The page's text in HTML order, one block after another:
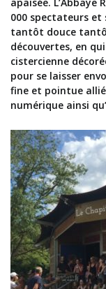
000 spectateurs
tantôt douce
découvertes, en
cistercienne
pour se laisser
fine et pointue
numérique ainsi